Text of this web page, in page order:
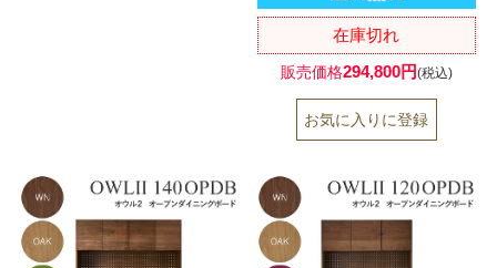
在庫切れ
販売価格294,800円(税込)